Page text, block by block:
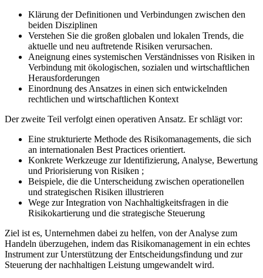
Klärung der Definitionen und Verbindungen zwischen den
beiden Disziplinen
Verstehen Sie die großen globalen und lokalen Trends, die
aktuelle und neu auftretende Risiken verursachen.
Aneignung eines systemischen Verständnisses von Risiken in
Verbindung mit ökologischen, sozialen und wirtschaftlichen
Herausforderungen
Einordnung des Ansatzes in einen sich entwickelnden
rechtlichen und wirtschaftlichen Kontext
Der zweite Teil verfolgt einen operativen Ansatz. Er schlägt vor:
Eine strukturierte Methode des Risikomanagements, die sich
an internationalen Best Practices orientiert.
Konkrete Werkzeuge zur Identifizierung, Analyse, Bewertung
und Priorisierung von Risiken ;
Beispiele, die die Unterscheidung zwischen operationellen
und strategischen Risiken illustrieren
Wege zur Integration von Nachhaltigkeitsfragen in die
Risikokartierung und die strategische Steuerung
Ziel ist es, Unternehmen dabei zu helfen, von der Analyse zum
Handeln überzugehen, indem das Risikomanagement in ein echtes
Instrument zur Unterstützung der Entscheidungsfindung und zur
Steuerung der nachhaltigen Leistung umgewandelt wird.